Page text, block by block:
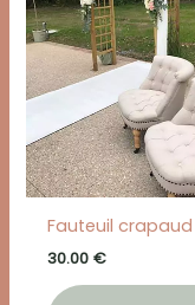
Fauteuil crapaud
30.00 €